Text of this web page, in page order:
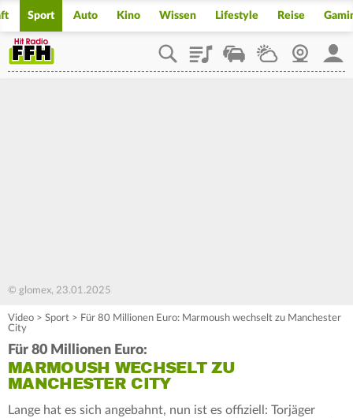
Sport Auto Kino Wissen Lifestyle Reise
PlaylistStaupilotWetterWebcam
© glomex, 23.01.2025
Video > Sport > Für 80 Millionen Euro: Marmoush wechselt zu Manchester
City
Für 80 Millionen Euro:
MARMOUSH WECHSELT ZU
MANCHESTER CITY
Lange hat es sich angebahnt, nun ist es offiziell: Torjäger